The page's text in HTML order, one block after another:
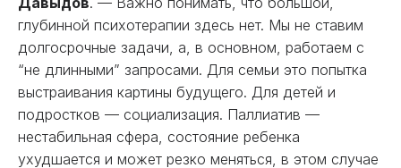
глубинной психотерапии здесь нет. Мы не ставим
долгосрочные задачи, а, в основном, работаем с
“не длинными” запросами. Для семьи это попытка
выстраивания картины будущего. Для детей и
подростков — социализация. Паллиатив —
нестабильная сфера, состояние ребенка
ухудшается и может резко меняться, в этом случае